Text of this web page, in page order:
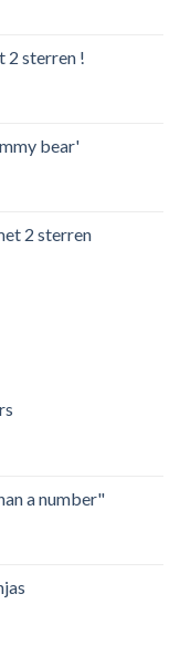
2 sterren !
bear'
2 sterren
a number"